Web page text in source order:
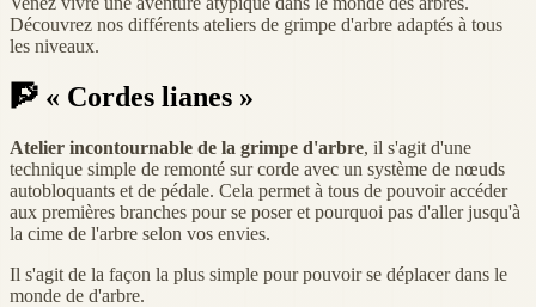
Découvrez nos différents ateliers de grimpe d'arbre adaptés à tous
les niveaux.
🧗 « Cordes lianes »
Atelier incontournable de la grimpe d'arbre, il s'agit d'une
technique simple de remonté sur corde avec un système de nœuds
autobloquants et de pédale. Cela permet à tous de pouvoir accéder
aux premières branches pour se poser et pourquoi pas d'aller jusqu'à
la cime de l'arbre selon vos envies.
Il s'agit de la façon la plus simple pour pouvoir se déplacer dans le
monde de d'arbre.